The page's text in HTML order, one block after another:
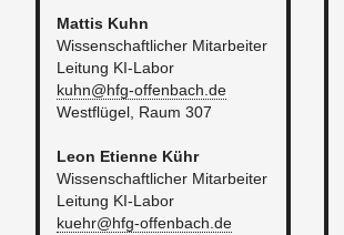
Mat­tis Kuhn
Wis­sen­schaft­li­cher Mit­ar­bei­ter
Lei­tung KI-La­bor
kuhn@​hfg-​offenbach.​de
West­flü­gel, Raum 307​
Leon Eti­en­ne Kühr
Wis­sen­schaft­li­cher Mit­ar­bei­ter
Lei­tung KI-La­bor
kuehr@​hfg-​offenbach.​de